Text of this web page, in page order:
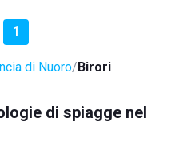
1
di Nuoro Birori
di spiagge nel